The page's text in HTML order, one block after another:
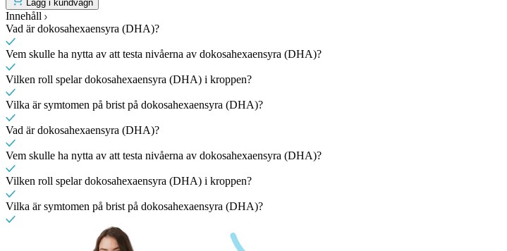
Lägg i kundvagn
Innehåll
Vad är dokosahexaensyra (DHA)?
Vem skulle ha nytta av att testa nivåerna av dokosahexaensyra (DHA)?
Vilken roll spelar dokosahexaensyra (DHA) i kroppen?
Vilka är symtomen på brist på dokosahexaensyra (DHA)?
Vad är dokosahexaensyra (DHA)?
Vem skulle ha nytta av att testa nivåerna av dokosahexaensyra (DHA)?
Vilken roll spelar dokosahexaensyra (DHA) i kroppen?
Vilka är symtomen på brist på dokosahexaensyra (DHA)?